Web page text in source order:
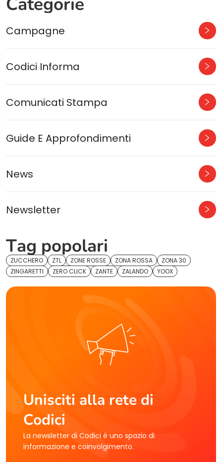
Campagne
Codici Informa
Comunicati Stampa
Guide E Approfondimenti
News
Newsletter
Tag popolari
ZUCCHERO ZTL ZONE ROSSE ZONA ROSSA
ZONA 30
ZINGARETTI
ZERO CLICK ZANTE ZALANDO YOOX
Unisciti alla rete di
Codici
La newsletter di Codici è uno spazio di
informazione e coinvolgimento.